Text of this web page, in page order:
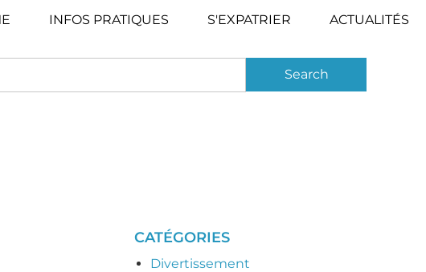
INFOS PRATIQUES S'EXPATRIER ACTUALITÉS
CATÉGORIES
Divertissement